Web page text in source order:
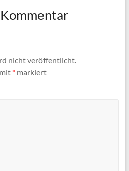
nicht veröffentlicht.
*markiert